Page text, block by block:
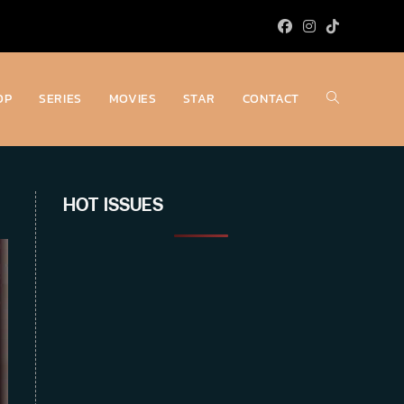
SERIES MOVIES STAR CONTACT Toggle
HOT ISSUES